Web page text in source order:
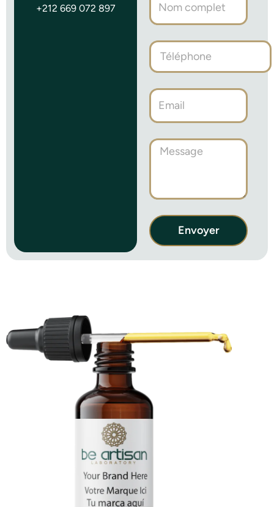
+212 669 072 897
Envoyer